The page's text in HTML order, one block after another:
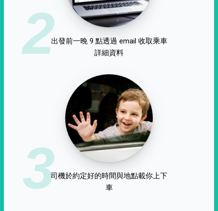
2出發前一晚 9 點透過 email 收取乘車
詳細資料
3司機於約定好的時間與地點載你上下
車